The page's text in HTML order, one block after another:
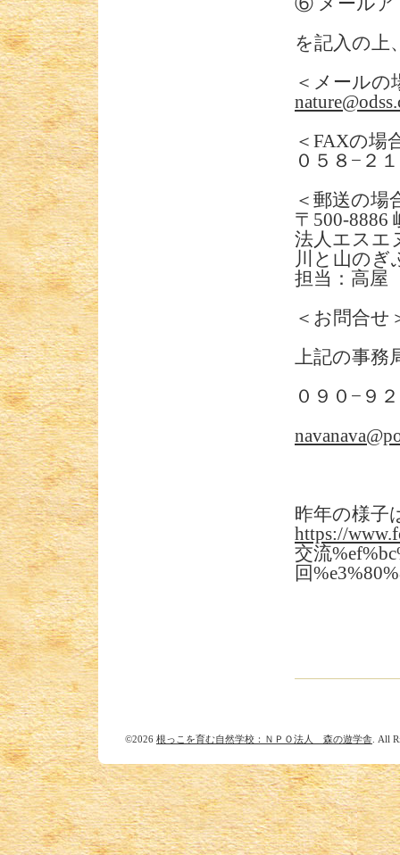
を記入の
＜メールの
＜FAXの場
０５８−２
＜郵送の場
〒500-8886
法人エスエ
川と山の
担当：高屋
＜お問合せ
上記の事
０９０−９
昨年の様子
https://
交流
回
©2026 根っこを育む自然学校：ＮＰＯ法人 森の遊学舎 . All